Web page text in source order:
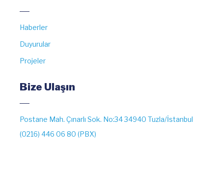
Haberler
Duyurular
Projeler
Bize Ulaşın
Postane Mah. Çınarlı Sok. No:34 34940 Tuzla/İstanbul
(0216) 446 06 80 (PBX)